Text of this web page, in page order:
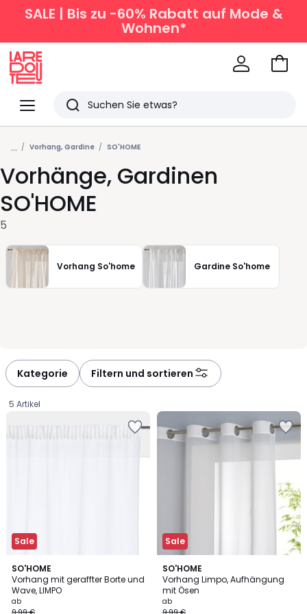
SALE | Bis zu -60% Rabatt auf Mode &
Wohnen*
Menü
Redoute
Suchen
Zuletzt
angesehen
Artikel
Zum
... Vorhang, Gardine SO'HOME
Vorhänge, Gardinen
SO'HOME
5
Vorhang So'home Gardine So'home
Kategorie Filtern und sortieren
5 Artikel
Sale
SO'HOME
Vorhang mit geraffter Borte und
Wave, LIMPO
Ab
ab
4,3
/ 5
2
Farben
Sale
SO'HOME
Vorhang Limpo, Aufhängung
mit Ösen
ab
4,4
/ 5
2
Farben